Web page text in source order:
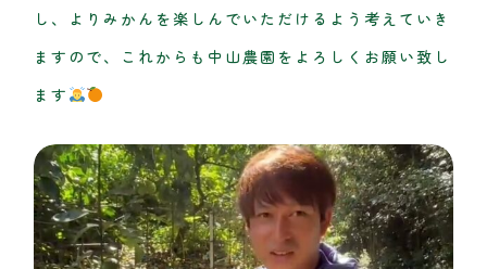
し、よりみかんを楽しんでいただけるよう考えていき
ますので、これからも中山農園をよろしくお願い致し
ます